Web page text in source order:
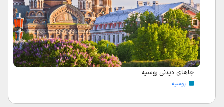
جاهای دیدنی روسیه
روسیه